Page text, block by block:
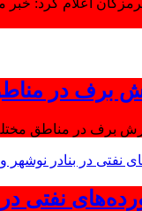
اعلام کرد:
برف در
برف در مناطق
نفتی در